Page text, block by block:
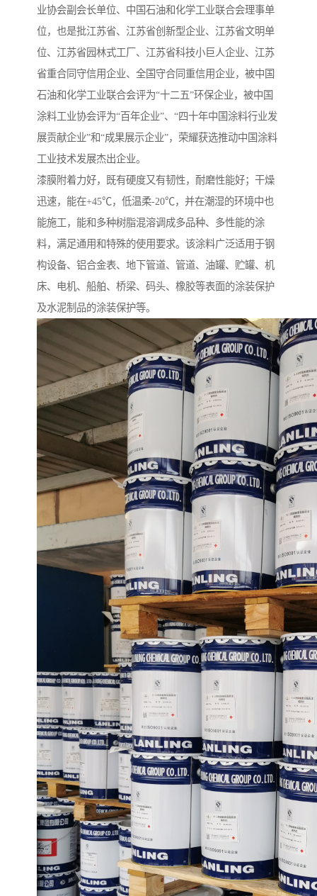
业协会副会长单位、中国石油和化学工业联合会理事单
位，也是批江苏省、江苏省创新型企业、江苏省文明单
位、江苏省园林式工厂、江苏省科技小巨人企业、江苏
省重合同守信用企业、全国守合同重信用企业，被中国
石油和化学工业联合会评为“十二五”环保企业，被中国
涂料工业协会评为“百年企业”、“四十年中国涂料行业发
展贡献企业”和“成果展示企业”，荣耀获选推动中国涂料
工业技术发展杰出企业。
漆膜附着力好，既有硬度又有韧性，耐磨性能好；干燥
迅速，能在+45℃，低温柔-20℃，并在潮湿的环境中也
能施工，能和多种树脂混溶调成多品种、多性能的涂
料，满足通用和特殊的使用要求。该涂料广泛适用于钢
构设备、铝合金表、地下管道、管道、油罐、贮罐、机
床、电机、船舶、桥梁、码头、橡胶等表面的涂装保护
及水泥制品的涂装保护等。